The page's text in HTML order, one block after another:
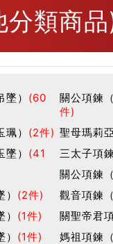
類商品
） (60
關公項鍊
件)
） (2件) 聖母瑪莉
） (41
三太子項
關公項鍊
(2件) 觀音項鍊
(1件) 關聖帝君
(1件) 媽祖項鍊